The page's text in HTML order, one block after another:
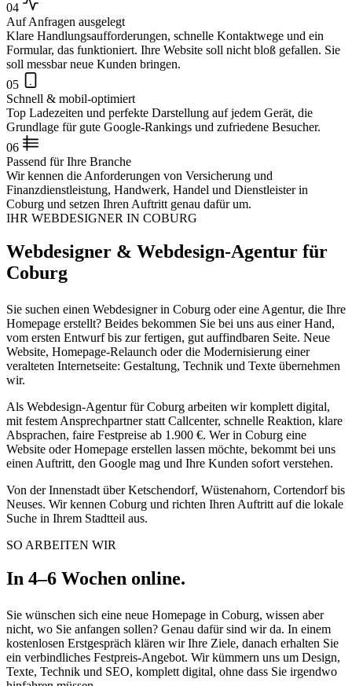
04
Auf Anfragen ausgelegt
Klare Handlungsaufforderungen, schnelle Kontaktwege und ein
Formular, das funktioniert. Ihre Website soll nicht bloß gefallen. Sie
soll messbar neue Kunden bringen.
05
Schnell & mobil-optimiert
Top Ladezeiten und perfekte Darstellung auf jedem Gerät, die
Grundlage für gute Google-Rankings und zufriedene Besucher.
06
Passend für Ihre Branche
Wir kennen die Anforderungen von Versicherung und
Finanzdienstleistung, Handwerk, Handel und Dienstleister in
Coburg und setzen Ihren Auftritt genau dafür um.
IHR WEBDESIGNER IN COBURG
Webdesigner & Webdesign-Agentur für
Coburg
Sie suchen einen Webdesigner in Coburg oder eine Agentur, die Ihre
Homepage erstellt? Beides bekommen Sie bei uns aus einer Hand,
vom ersten Entwurf bis zur fertigen, gut auffindbaren Seite. Neue
Website, Homepage-Relaunch oder die Modernisierung einer
veralteten Internetseite: Gestaltung, Technik und Texte übernehmen
wir.
Als Webdesign-Agentur für Coburg arbeiten wir komplett digital,
mit festem Ansprechpartner statt Callcenter, schnelle Reaktion, klare
Absprachen, faire Festpreise ab 1.900 €. Wer in Coburg eine
Website oder Homepage erstellen lassen möchte, bekommt bei uns
einen Auftritt, den Google mag und Ihre Kunden sofort verstehen.
Von der Innenstadt über Ketschendorf, Wüstenahorn, Cortendorf bis
Neuses. Wir kennen Coburg und richten Ihren Auftritt auf die lokale
Suche in Ihrem Stadtteil aus.
SO ARBEITEN WIR
In 4–6 Wochen online.
Sie wünschen sich eine neue Homepage in Coburg, wissen aber
nicht, wo Sie anfangen sollen? Genau dafür sind wir da. In einem
kostenlosen Erstgespräch klären wir Ihre Ziele, danach erhalten Sie
ein verbindliches Festpreis-Angebot. Wir kümmern uns um Design,
Texte, Technik und SEO, komplett digital, ohne dass Sie irgendwo